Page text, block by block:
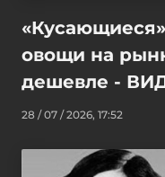
овощи на
дешевле -
28 / 07 / 2026, 17:52